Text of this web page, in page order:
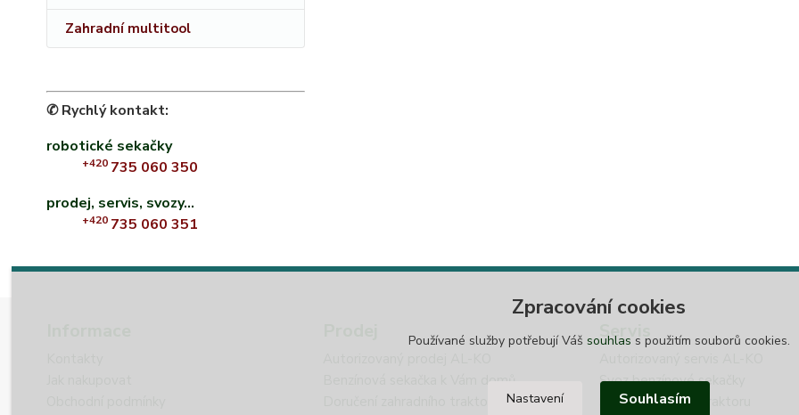
Zahradní multitool
✆ Rychlý kontakt:
robotické sekačky
+420 735 060 350
prodej, servis, svozy...
+420 735 060 351
Benzínová sekačka k Vám domů
Servis
Svoz benzínové sekačky
Svoz zahradního traktoru
Zpracování cookies
Používané služby potřebují Váš souhlas s použitím souborů cookies.
Nastavení Souhlasím